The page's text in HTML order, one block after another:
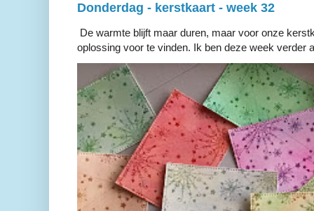
Donderdag - kerstkaart - week 32
De warmte blijft maar duren, maar voor onze
oplossing voor te vinden. Ik ben deze week verder